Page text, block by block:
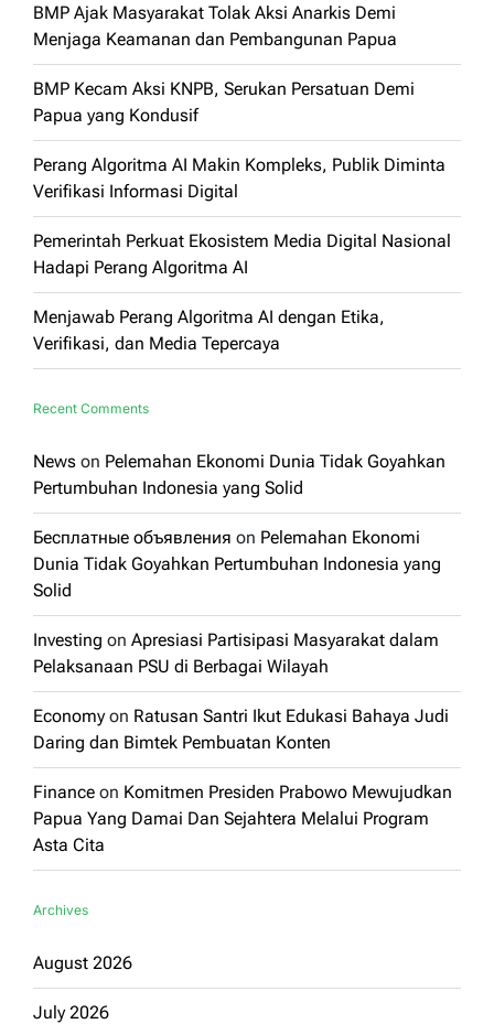
BMP Ajak Masyarakat Tolak Aksi Anarkis Demi
Menjaga Keamanan dan Pembangunan Papua
BMP Kecam Aksi KNPB, Serukan Persatuan Demi
Papua yang Kondusif
Perang Algoritma AI Makin Kompleks, Publik Diminta
Verifikasi Informasi Digital
Pemerintah Perkuat Ekosistem Media Digital Nasional
Hadapi Perang Algoritma AI
Menjawab Perang Algoritma AI dengan Etika,
Verifikasi, dan Media Tepercaya
Recent Comments
News on Pelemahan Ekonomi Dunia Tidak Goyahkan
Pertumbuhan Indonesia yang Solid
Бесплатные объявления on Pelemahan Ekonomi
Dunia Tidak Goyahkan Pertumbuhan Indonesia yang
Solid
Investing on Apresiasi Partisipasi Masyarakat dalam
Pelaksanaan PSU di Berbagai Wilayah
Economy on Ratusan Santri Ikut Edukasi Bahaya Judi
Daring dan Bimtek Pembuatan Konten
Finance on Komitmen Presiden Prabowo Mewujudkan
Papua Yang Damai Dan Sejahtera Melalui Program
Asta Cita
Archives
August 2026
July 2026